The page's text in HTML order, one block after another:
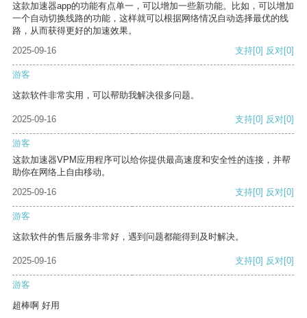
这款加速器app的功能有点单一，可以增加一些新功能。比如，可以增加
一个自动切换线路的功能，这样就可以根据网络情况自动选择最优的线
路，从而获得更好的加速效果。
2025-09-16
支持[0] 反对[0]
游客
这款软件非常实用，可以帮助我解决很多问题。
2025-09-16 支持[0] 反对[0]
游客
这款加速器VPM应用程序可以给你提供最高速度和安全性的连接，并帮
助你在网络上自由移动。
2025-09-16
支持[0] 反对[0]
游客
这款软件的售后服务非常好，遇到问题都能得到及时解决。
2025-09-16 支持[0] 反对[0]
游客
超棒啊 好用